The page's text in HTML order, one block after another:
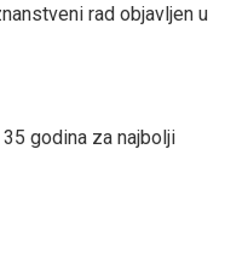
rad objavljen u
godina za najbolji